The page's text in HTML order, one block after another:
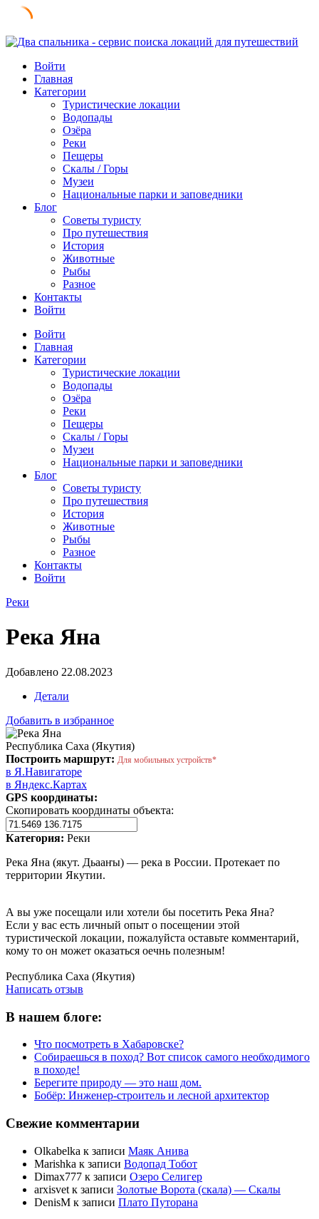
Skip
contentВойти
Главная
Категории
Туристические локации
Водопады
Озёра
Реки
Пещеры
Скалы / Горы
Музеи
Национальные парки и заповедники
Блог
Советы туристу
Про путешествия
История
Животные
Рыбы
Разное
Контакты
Войти
Войти
Главная
Категории
Туристические локации
Водопады
Озёра
Реки
Пещеры
Скалы / Горы
Музеи
Национальные парки и заповедники
Блог
Советы туристу
Про путешествия
История
Животные
Рыбы
Разное
Контакты
Войти
Реки
Река Яна
Добавлено 22.08.2023
Детали
Добавить в избранное
Республика Саха (Якутия)
Построить маршрут: Для мобильных устройств*
в Я.Навигаторе
в Яндекс.Картах
GPS координаты:
Скопировать координаты объекта:
Категория: Реки
Река Яна (якут. Дьааҥы) — река в России. Протекает по
территории Якутии.
А вы уже посещали или хотели бы посетить Река Яна?
Если у вас есть личный опыт о посещении этой
туристической локации, пожалуйста оставьте комментарий,
кому то он может оказаться оечнь полезным!
Республика Саха (Якутия)
Написать отзыв
В нашем блоге:
Что посмотреть в Хабаровске?
Собираешься в поход? Вот список самого необходимого
в походе!
Берегите природу — это наш дом.
Бобёр: Инженер-строитель и лесной архитектор
Свежие комментарии
Olkabelka к записи Маяк Анива
Marishka к записи Водопад Тобот
Dimax777 к записи Озеро Селигер
arxisvet к записи Золотые Ворота (скала) — Скалы
DenisM к записи Плато Путорана